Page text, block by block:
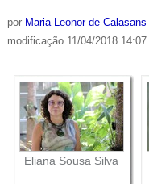
por Maria Leonor de Calasans
modificação11/04/2018 14:07
Eliana Sousa Silva